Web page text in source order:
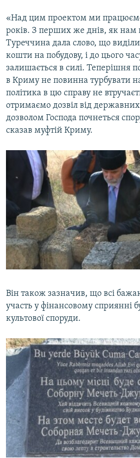
«Над цим проектом ми
років. З перших же днів, як нам
Туреччина дала слово, що
кошти на побудову, і до цього
залишається в силі. Теперішня
в Криму не повинна турбувати
політика в цю справу не
отримаємо дозвіл від державних
дозволом Господа почнеться
сказав муфтій Криму.
Він також зазначив, що всі
участь у фінансовому сприянні
культової споруди.